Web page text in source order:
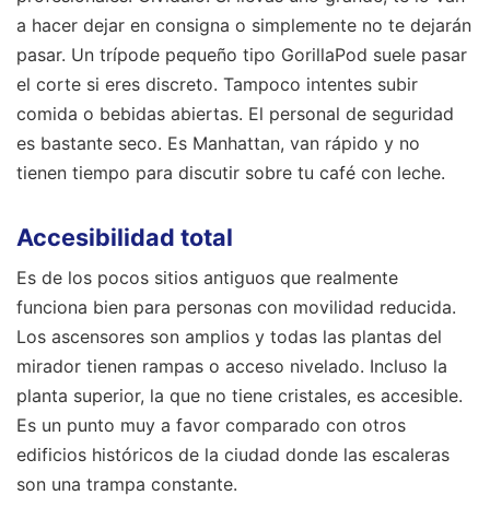
a hacer dejar en consigna o simplemente no te dejarán
pasar. Un trípode pequeño tipo GorillaPod suele pasar
el corte si eres discreto. Tampoco intentes subir
comida o bebidas abiertas. El personal de seguridad
es bastante seco. Es Manhattan, van rápido y no
tienen tiempo para discutir sobre tu café con leche.
Accesibilidad total
Es de los pocos sitios antiguos que realmente
funciona bien para personas con movilidad reducida.
Los ascensores son amplios y todas las plantas del
mirador tienen rampas o acceso nivelado. Incluso la
planta superior, la que no tiene cristales, es accesible.
Es un punto muy a favor comparado con otros
edificios históricos de la ciudad donde las escaleras
son una trampa constante.